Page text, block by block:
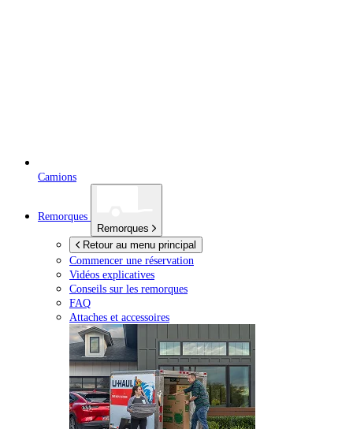
Camions
Remorques
Remorques
Retour au menu principal
Commencer une réservation
Vidéos explicatives
Conseils sur les remorques
FAQ
Attaches et accessoires